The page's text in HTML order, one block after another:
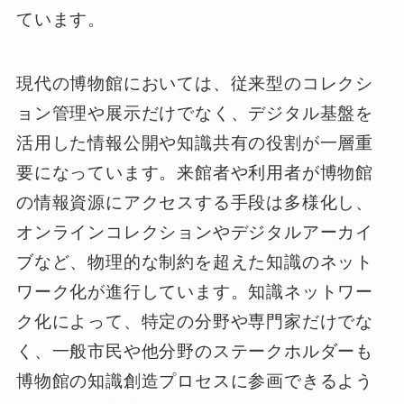
ています。
現代の博物館においては、従来型のコレクシ
ョン管理や展示だけでなく、デジタル基盤を
活用した情報公開や知識共有の役割が一層重
要になっています。来館者や利用者が博物館
の情報資源にアクセスする手段は多様化し、
オンラインコレクションやデジタルアーカイ
ブなど、物理的な制約を超えた知識のネット
ワーク化が進行しています。知識ネットワー
ク化によって、特定の分野や専門家だけでな
く、一般市民や他分野のステークホルダーも
博物館の知識創造プロセスに参画できるよう